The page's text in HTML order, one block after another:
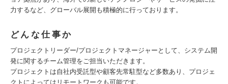
力するなど、グローバル展開も積極的に行っております。
どんな仕事か
プロジェクトリーダー/プロジェクトマネージャーとして、システム開
発に関するチーム管理をご担当いただきます。
プロジェクトは自社内受託型や顧客先常駐型など多数あり、プロジェ
クトによってはリモートワークも可能です。